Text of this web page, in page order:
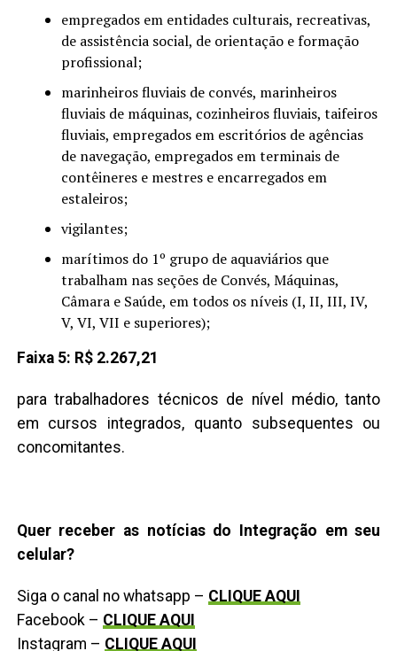
empregados em entidades culturais, recreativas,
de assistência social, de orientação e formação
profissional;
marinheiros fluviais de convés, marinheiros
fluviais de máquinas, cozinheiros fluviais, taifeiros
fluviais, empregados em escritórios de agências
de navegação, empregados em terminais de
contêineres e mestres e encarregados em
estaleiros;
vigilantes;
marítimos do 1º grupo de aquaviários que
trabalham nas seções de Convés, Máquinas,
Câmara e Saúde, em todos os níveis (I, II, III, IV,
V, VI, VII e superiores);
Faixa 5: R$ 2.267,21
para trabalhadores técnicos de nível médio, tanto
em cursos integrados, quanto subsequentes ou
concomitantes.
Quer receber as notícias do Integração em seu
celular?
Siga o canal no whatsapp – CLIQUE AQUI
Facebook – CLIQUE AQUI
Instagram – CLIQUE AQUI